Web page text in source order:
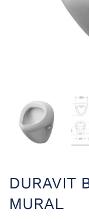
DURAVIT
MURAL